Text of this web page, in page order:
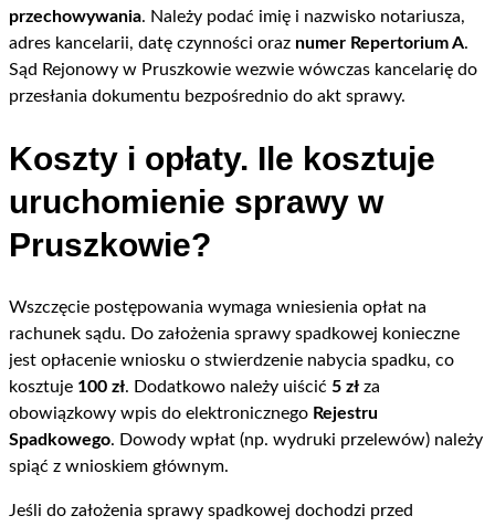
przechowywania. Należy podać imię i nazwisko notariusza,
adres kancelarii, datę czynności oraz numer Repertorium A.
Sąd Rejonowy w Pruszkowie wezwie wówczas kancelarię do
przesłania dokumentu bezpośrednio do akt sprawy.
Koszty i opłaty. Ile kosztuje
uruchomienie sprawy w
Pruszkowie?
Wszczęcie postępowania wymaga wniesienia opłat na
rachunek sądu. Do założenia sprawy spadkowej konieczne
jest opłacenie wniosku o stwierdzenie nabycia spadku, co
kosztuje 100 zł. Dodatkowo należy uiścić 5 zł za
obowiązkowy wpis do elektronicznego Rejestru
Spadkowego. Dowody wpłat (np. wydruki przelewów) należy
spiąć z wnioskiem głównym.
Jeśli do założenia sprawy spadkowej dochodzi przed